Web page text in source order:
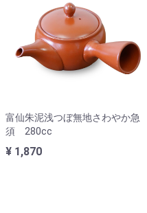
富仙朱泥浅つぼ無地さわやか急
須 280cc
¥ 1,870